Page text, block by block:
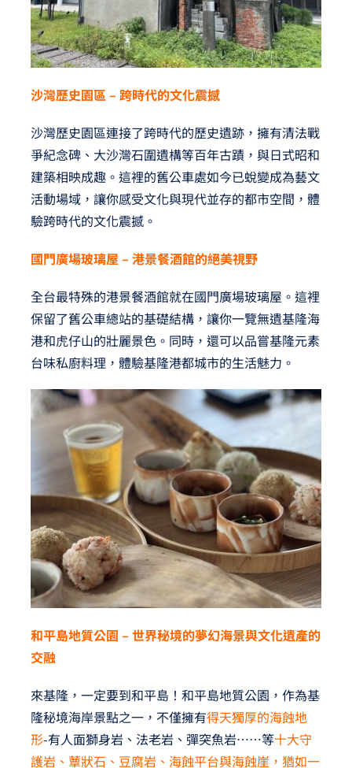
沙灣歷史園區 – 跨時代的文化震撼
沙灣歷史園區連接了跨時代的歷史遺跡，擁有清法戰
爭紀念碑、大沙灣石圍遺構等百年古蹟，與日式昭和
建築相映成趣。這裡的舊公車處如今已蛻變成為藝文
活動場域，讓你感受文化與現代並存的都市空間，體
驗跨時代的文化震撼。
國門廣場玻璃屋 – 港景餐酒館的絕美視野
全台最特殊的港景餐酒館就在國門廣場玻璃屋。這裡
保留了舊公車總站的基礎結構，讓你一覽無遺基隆海
港和虎仔山的壯麗景色。同時，還可以品嘗基隆元素
台味私廚料理，體驗基隆港都城市的生活魅力。
和平島地質公園 – 世界秘境的夢幻海景與文化遺產的
交融
來基隆，一定要到和平島！和平島地質公園，作為基
隆秘境海岸景點之一，不僅擁有得天獨厚的海蝕地
形-有人面獅身岩、法老岩、彈突魚岩⋯⋯等十大守
護岩、蕈狀石、豆腐岩、海蝕平台與海蝕崖，猶如一